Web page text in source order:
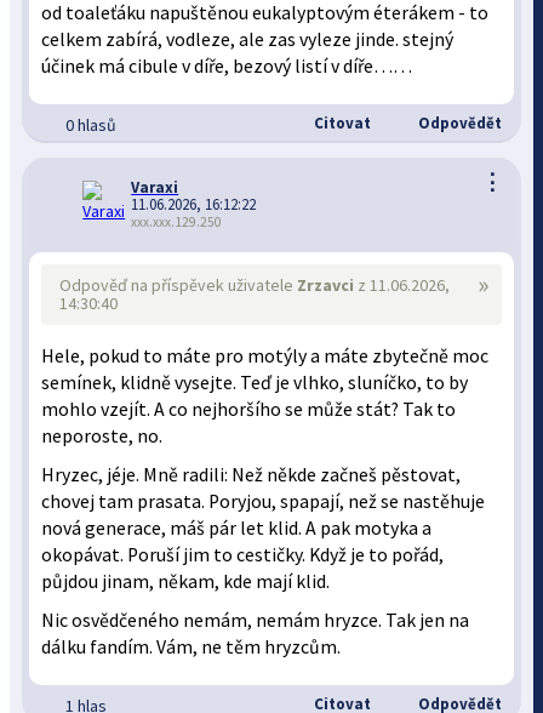
od toaleťáku napuštěnou eukalyptovým éterákem - to
celkem zabírá, vodleze, ale zas vyleze jinde. stejný
účinek má cibule v díře, bezový listí v díře……
0 hlasů Citovat Odpovědět
⋮
Varaxi
11.06.2026, 16:12:22
xxx.xxx.129.250
»
Odpověď na příspěvek uživatele Zrzavci z 11.06.2026,
14:30:40
Hele, pokud to máte pro motýly a máte zbytečně moc
semínek, klidně vysejte. Teď je vlhko, sluníčko, to by
mohlo vzejít. A co nejhoršího se může stát? Tak to
neporoste, no.
Hryzec, jéje. Mně radili: Než někde začneš pěstovat,
chovej tam prasata. Poryjou, spapají, než se nastěhuje
nová generace, máš pár let klid. A pak motyka a
okopávat. Poruší jim to cestičky. Když je to pořád,
půjdou jinam, někam, kde mají klid.
Nic osvědčeného nemám, nemám hryzce. Tak jen na
dálku fandím. Vám, ne těm hryzcům.
1 hlas Citovat Odpovědět